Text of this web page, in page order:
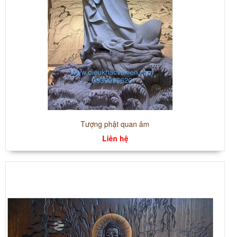
Tượng phật quan âm
Liên hệ